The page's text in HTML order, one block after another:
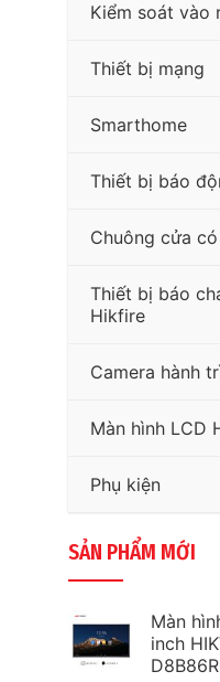
Kiểm soát vào
Thiết bị mạng
Smarthome
Thiết bị báo
Chuông cửa
Thiết bị báo
Hikfire
Camera hành
Màn hình LCD
Phụ kiện
SẢN PHẨM MỚI
Màn
inch